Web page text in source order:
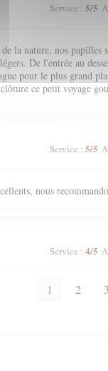
Service : 5/5
la nature, nos papilles
De l'entrée au
pour le plus grand
ce petit voyage
Service : 5/5
nous
Service : 4/5
1 2 3